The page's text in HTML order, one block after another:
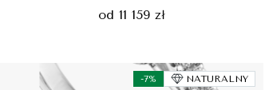
od 11 159 zł
-7% NATURALNY